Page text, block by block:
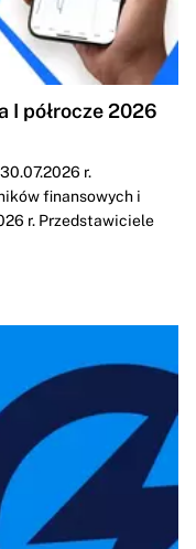
I półrocze 2026
r.
finansowych i
r. Przedstawiciele